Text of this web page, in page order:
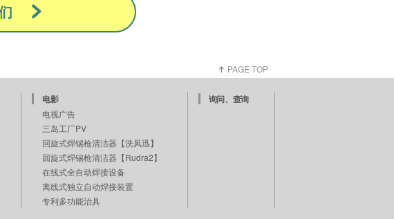
PAGE TOP
电影
电视广告
三岛工厂PV
回旋式焊锡枪清洁器【洗风迅】
回旋式焊锡枪清洁器【Rudra2】
在线式全自动焊接设备
离线式独立自动焊接装置
专利多功能治具
询问、查询